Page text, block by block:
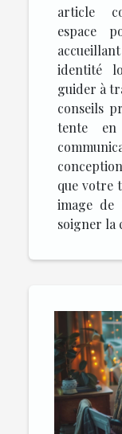
article
espace
identité
guider à
conseils
tente
que votre
image de
soigner la